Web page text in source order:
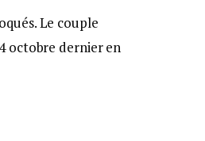
Le couple
octobre dernier en